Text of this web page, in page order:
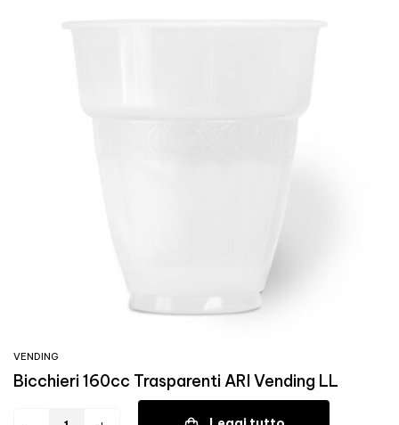
VENDING
Bicchieri 160cc Trasparenti ARI Vending LL